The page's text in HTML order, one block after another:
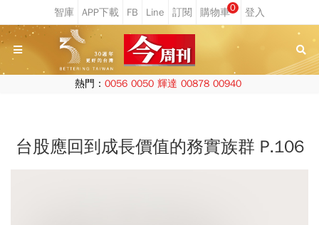
0
熱門： 0056 0050 輝達 00878 00940
台股應回到成長價值的務實族群 P.106